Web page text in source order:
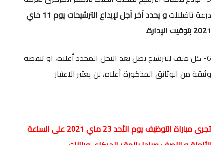
درعة تافيلالت
و يحدد آخر آجل لإيداع الترشيحات يوم 11 ماي
2021 بتوقيت الإدارة
.
6- كل ملف للترشيح يصل بعد الآجل المحدد أعلاه، او تنقصه
وثيقة من الوثائق المذكورة أعلاه، لن يعتبر الاعتبار
تجرى مباراة التوظيف يوم الأحد 23 ماي 2021 على الساعة